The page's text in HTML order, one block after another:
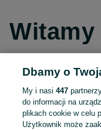
Witamy
Dbamy o
My i nasi447
do informacji na
plikach cookie w celu
Użytkownik może